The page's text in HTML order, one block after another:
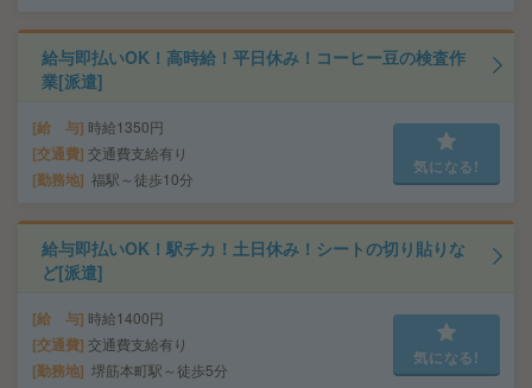
給与即払いOK！高時給！平日休み！コーヒー豆の検査作
業[派遣]
給 与 時給1350円
交通費 交通費支給有り
勤務地 福駅～徒歩10分
気になる!
給与即払いOK！駅チカ！土日休み！シートの切り貼りな
ど[派遣]
給 与 時給1400円
交通費 交通費支給有り
勤務地 堺筋本町駅～徒歩5分
気になる!